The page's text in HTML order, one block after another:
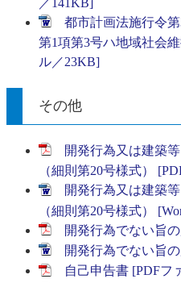
都市計画法施行令
第1項第3号ハ地域社会
ル／23KB]
その他
開発行為又は建築
（細則第20号様式）
開発行為又は建築
（細則第20号様式）
開発行為でない旨
開発行為でない旨
自己申告書 [PDFフ